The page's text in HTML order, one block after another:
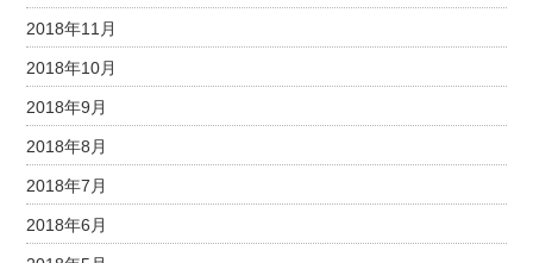
2018年11月
2018年10月
2018年9月
2018年8月
2018年7月
2018年6月